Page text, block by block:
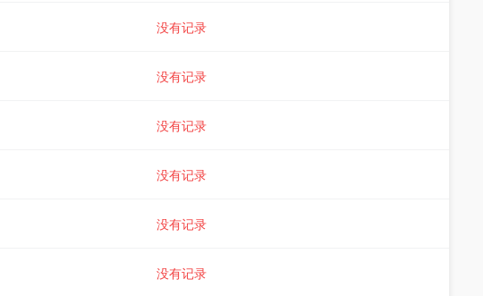
没有记录
没有记录
没有记录
没有记录
没有记录
没有记录